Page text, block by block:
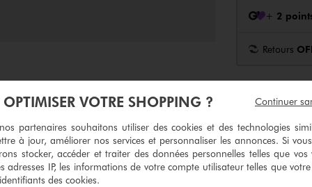
+ 2
Retours
12)
OPTIMISER VOTRE SHOPPING ?
partenaires souhaitons utiliser des cookies et des technologies
à jour, améliorer nos services et personnaliser les annonces. Si
stocker, accéder et traiter des données personnelles telles que vos
adresses IP, les informations de votre compte utilisateur telles que
des cookies.
Continuer